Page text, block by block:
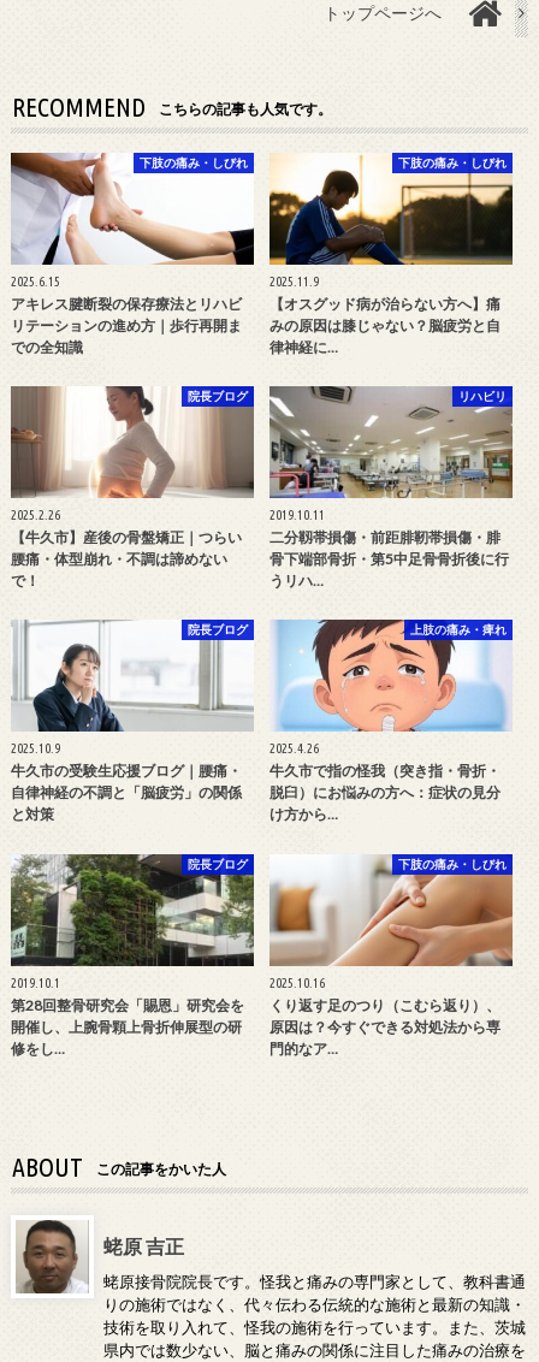
トップページへ
RECOMMEND こちらの記事も人気です。
下肢の痛み・しびれ
2025.6.15
アキレス腱断裂の保存療法とリハビ
リテーションの進め方｜歩行再開ま
での全知識
下肢の痛み・しびれ
2025.11.9
【オスグッド病が治らない方へ】痛
みの原因は膝じゃない？脳疲労と自
律神経に…
院長ブログ
2025.2.26
【牛久市】産後の骨盤矯正｜つらい
腰痛・体型崩れ・不調は諦めない
で！
リハビリ
2019.10.11
二分靱帯損傷・前距腓靭帯損傷・腓
骨下端部骨折・第5中足骨骨折後に行
うリハ…
院長ブログ
2025.10.9
牛久市の受験生応援ブログ｜腰痛・
自律神経の不調と「脳疲労」の関係
と対策
上肢の痛み・痺れ
2025.4.26
牛久市で指の怪我（突き指・骨折・
脱臼）にお悩みの方へ：症状の見分
け方から…
院長ブログ
2019.10.1
第28回整骨研究会「賜恩」研究会を
開催し、上腕骨顆上骨折伸展型の研
修をし…
下肢の痛み・しびれ
2025.10.16
くり返す足のつり（こむら返り）、
原因は？今すぐできる対処法から専
門的なア…
ABOUT この記事をかいた人
蛯原 吉正
蛯原接骨院院長です。怪我と痛みの専門家として、教科書通
りの施術ではなく、代々伝わる伝統的な施術と最新の知識・
技術を取り入れて、怪我の施術を行っています。また、茨城
県内では数少ない、脳と痛みの関係に注目した痛みの治療を